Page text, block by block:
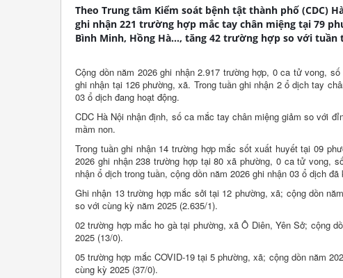
Theo Trung tâm Kiểm soát bệnh tật thành phố (CDC)
ghi nhận 221 trường hợp mắc tay chân miệng tại 79
Bình Minh, Hồng Hà..., tăng 42 trường hợp so với
Cộng dồn năm 2026 ghi nhận 2.917 trường hợp, 0 ca tử vong,
ghi nhận tại 126 phường, xã. Trong tuần ghi nhận 2 ổ dịch tay
03 ổ dịch đang hoạt động.
CDC Hà Nội nhận định, số ca mắc tay chân miệng giảm so với
mầm non.
Trong tuần ghi nhận 14 trường hợp mắc sốt xuất huyết tại 09
2026 ghi nhận 238 trường hợp tại 80 xã phường, 0 ca tử vong,
nhận ổ dịch trong tuần, cộng dồn năm 2026 ghi nhận 03 ổ dịch
Ghi nhận 13 trường hợp mắc sởi tại 12 phường, xã; cộng dồn
so với cùng kỳ năm 2025 (2.635/1).
02 trường hợp mắc ho gà tại phường, xã Ô Diên, Yên Sở; cộng
2025 (13/0).
05 trường hợp mắc COVID-19 tại 5 phường, xã; cộng dồn năm
cùng kỳ 2025 (37/0).